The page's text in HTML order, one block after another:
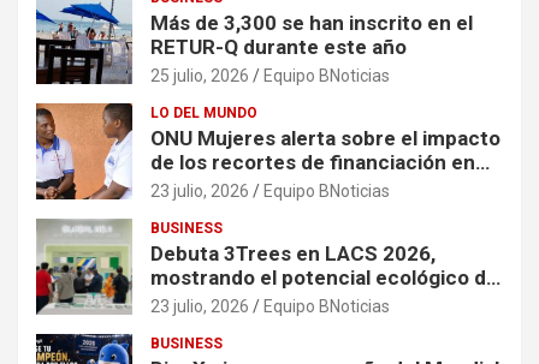
Más de 3,300 se han inscrito en el
RETUR-Q durante este año
25 julio, 2026 Equipo BNoticias
LO DEL MUNDO
ONU Mujeres alerta sobre el impacto
de los recortes de financiación en
organizaciones que apoyan a
crisis
23 julio, 2026 Equipo BNoticias
BUSINESS
Debuta 3Trees en LACS 2026,
mostrando el potencial ecológico de
China en América
23 julio, 2026 Equipo BNoticias
BUSINESS